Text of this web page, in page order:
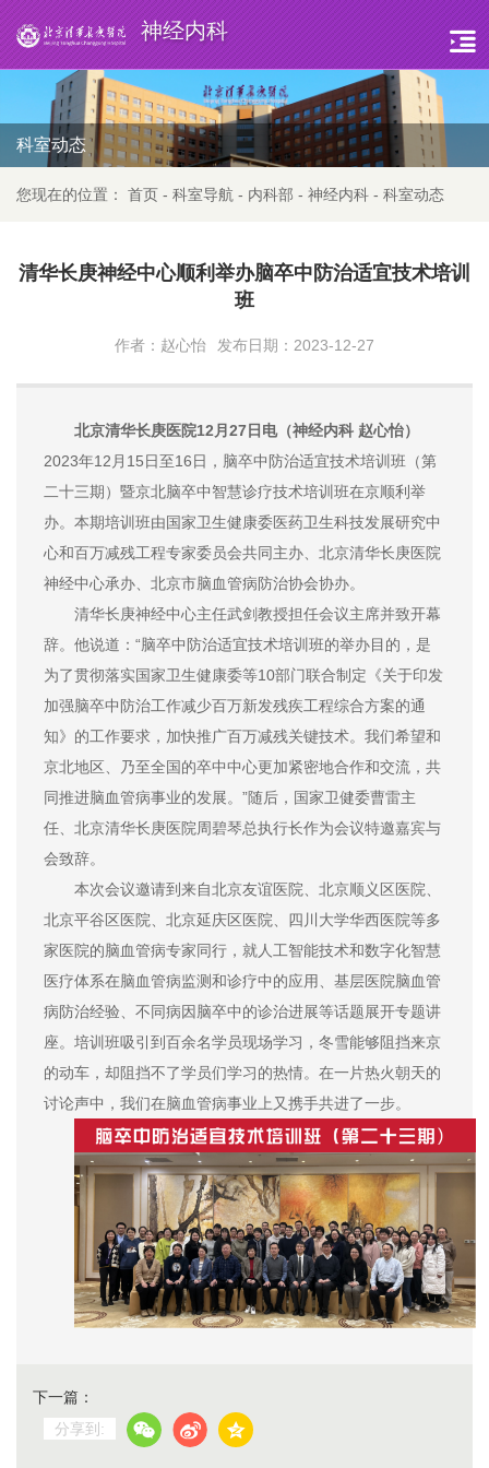
神经内科
科室动态
您现在的位置： 首页 - 科室导航 - 内科部 - 神经内科 - 科室动态
清华长庚神经中心顺利举办脑卒中防治适宜技术培训
班
作者：赵心怡 发布日期：2023-12-27
北京清华长庚医院12月27日电（神经内科 赵心怡）
2023年12月15日至16日，脑卒中防治适宜技术培训班（第
二十三期）暨京北脑卒中智慧诊疗技术培训班在京顺利举
办。本期培训班由国家卫生健康委医药卫生科技发展研究中
心和百万减残工程专家委员会共同主办、北京清华长庚医院
神经中心承办、北京市脑血管病防治协会协办。
清华长庚神经中心主任武剑教授担任会议主席并致开幕
辞。他说道：“脑卒中防治适宜技术培训班的举办目的，是
为了贯彻落实国家卫生健康委等10部门联合制定《关于印发
加强脑卒中防治工作减少百万新发残疾工程综合方案的通
知》的工作要求，加快推广百万减残关键技术。我们希望和
京北地区、乃至全国的卒中中心更加紧密地合作和交流，共
同推进脑血管病事业的发展。”随后，国家卫健委曹雷主
任、北京清华长庚医院周碧琴总执行长作为会议特邀嘉宾与
会致辞。
本次会议邀请到来自北京友谊医院、北京顺义区医院、
北京平谷区医院、北京延庆区医院、四川大学华西医院等多
家医院的脑血管病专家同行，就人工智能技术和数字化智慧
医疗体系在脑血管病监测和诊疗中的应用、基层医院脑血管
病防治经验、不同病因脑卒中的诊治进展等话题展开专题讲
座。培训班吸引到百余名学员现场学习，冬雪能够阻挡来京
的动车，却阻挡不了学员们学习的热情。在一片热火朝天的
讨论声中，我们在脑血管病事业上又携手共进了一步。
下一篇：
分享到: